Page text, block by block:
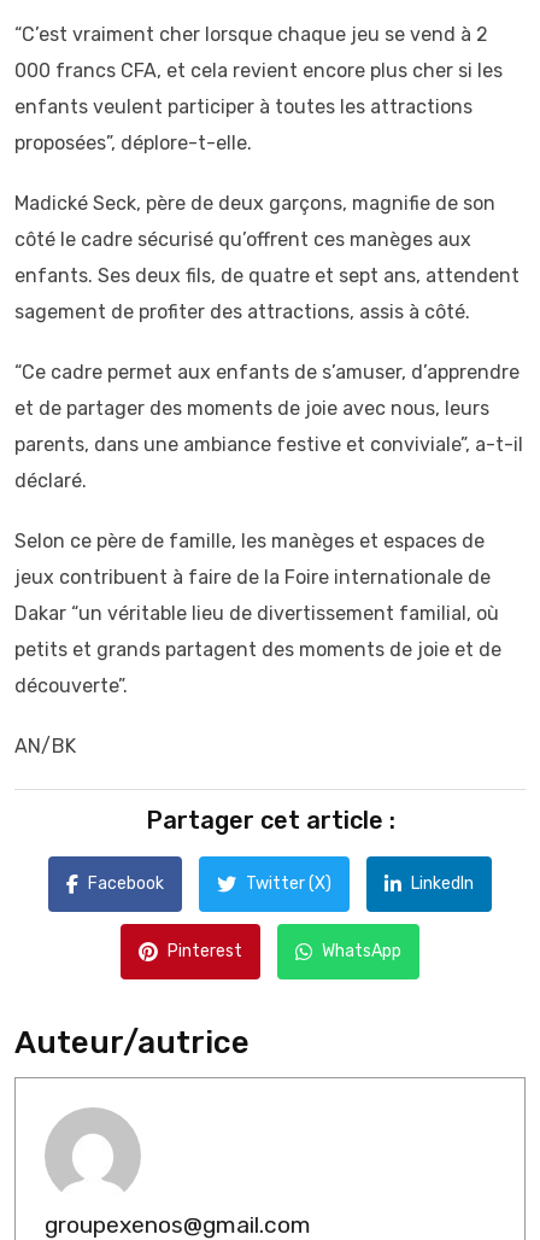
“C’est vraiment cher lorsque chaque jeu se vend à 2
000 francs CFA, et cela revient encore plus cher si les
enfants veulent participer à toutes les attractions
proposées”, déplore-t-elle.
Madické Seck, père de deux garçons, magnifie de son
côté le cadre sécurisé qu’offrent ces manèges aux
enfants. Ses deux fils, de quatre et sept ans, attendent
sagement de profiter des attractions, assis à côté.
“Ce cadre permet aux enfants de s’amuser, d’apprendre
et de partager des moments de joie avec nous, leurs
parents, dans une ambiance festive et conviviale”, a-t-il
déclaré.
Selon ce père de famille, les manèges et espaces de
jeux contribuent à faire de la Foire internationale de
Dakar “un véritable lieu de divertissement familial, où
petits et grands partagent des moments de joie et de
découverte”.
AN/BK
Partager cet article :
Facebook Twitter (X) LinkedIn
Pinterest WhatsApp
Auteur/autrice
groupexenos@gmail.com